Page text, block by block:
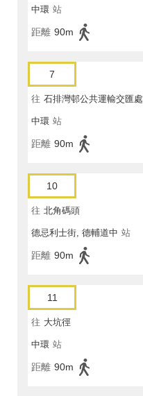
中環 站
距離 90m
7
往 石排灣邨公共運輸交匯處
中環 站
距離 90m
10
往 北角碼頭
德忌利士街, 德輔道中 站
距離 90m
11
往 大坑徑
中環 站
距離 90m